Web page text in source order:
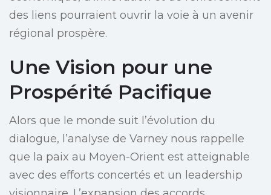
des liens pourraient ouvrir la voie à un avenir
régional prospère.
Une Vision pour une
Prospérité Pacifique
Alors que le monde suit l’évolution du
dialogue, l’analyse de Varney nous rappelle
que la paix au Moyen-Orient est atteignable
avec des efforts concertés et un leadership